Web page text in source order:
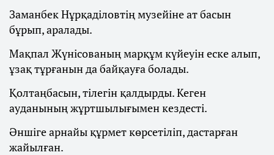
Заманбек Нұрқаділовтің музейіне ат басын
бұрып, аралады.
Мақпал Жүнісованың марқұм күйеуін еске алып,
ұзақ тұрғанын да байқауға болады.
Қолтаңбасын, тілегін қалдырды. Кеген
ауданының жұртшылығымен кездесті.
Әншіге арнайы құрмет көрсетіліп, дастарған
жайылған.